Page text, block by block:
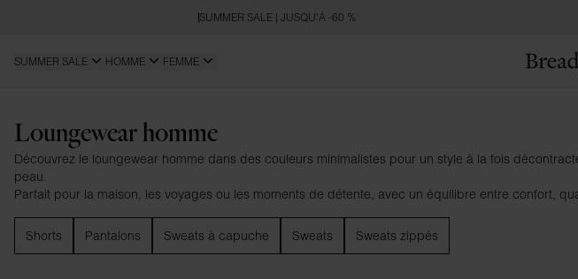
SUMMER SALE | JUSQU’À -60 %
SUMMER SALE HOMME FEMME
Loungewear
Loungewear homme
Découvrez le loungewear homme dans des couleurs minimalistes pour un style à la fois
peau.
Parfait pour la maison, les voyages ou les moments de détente, avec un équilibre entre confort,
Shorts Pantalons Sweats à capuche Sweats Sweats zippés